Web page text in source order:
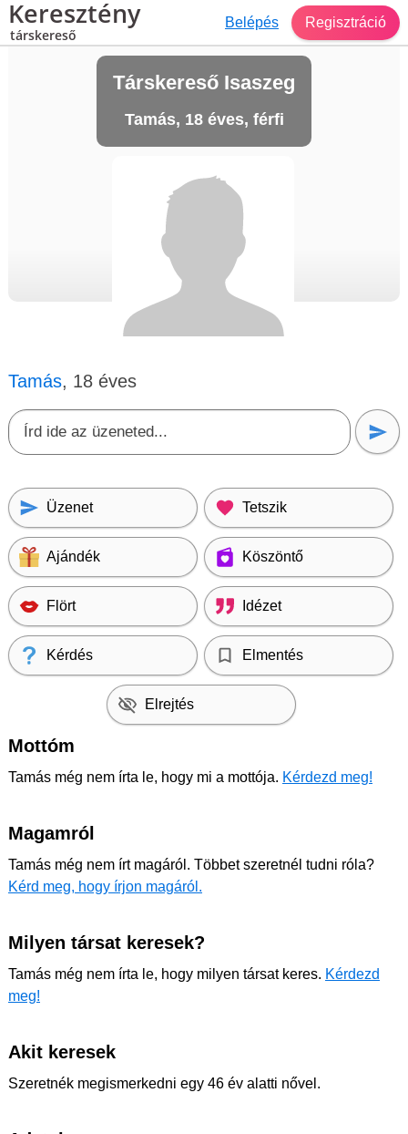
Keresztény
társkereső
Belépés Regisztráció
Társkereső Isaszeg
Tamás, 18 éves, férfi
Tamás, 18 éves
Üzenet Tetszik
Ajándék Köszöntő
Flört Idézet
Kérdés Elmentés
Elrejtés
Mottóm
Tamás még nem írta le, hogy mi a mottója. Kérdezd meg!
Magamról
Tamás még nem írt magáról. Többet szeretnél tudni róla?
Kérd meg, hogy írjon magáról.
Milyen társat keresek?
Tamás még nem írta le, hogy milyen társat keres. Kérdezd
meg!
Akit keresek
Szeretnék megismerkedni egy 46 év alatti nővel.